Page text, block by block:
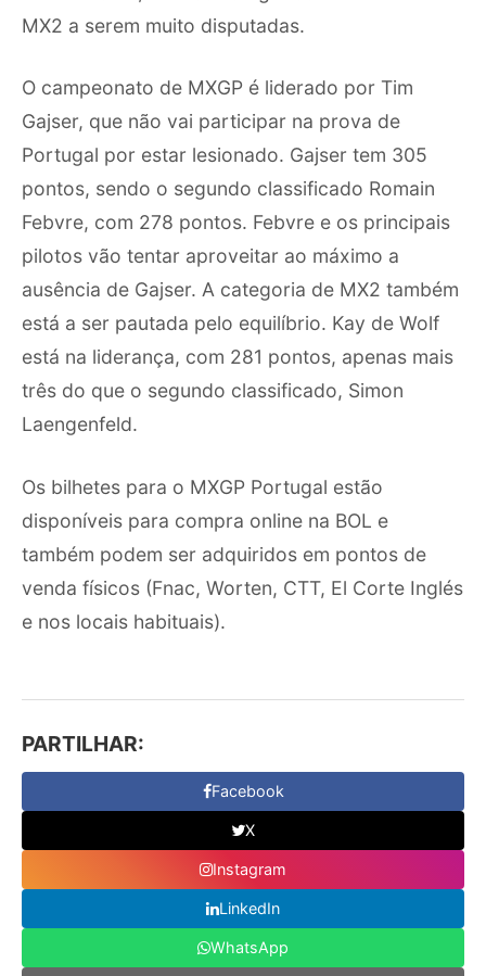
MX2 a serem muito disputadas.
O campeonato de MXGP é liderado por Tim
Gajser, que não vai participar na prova de
Portugal por estar lesionado. Gajser tem 305
pontos, sendo o segundo classificado Romain
Febvre, com 278 pontos. Febvre e os principais
pilotos vão tentar aproveitar ao máximo a
ausência de Gajser. A categoria de MX2 também
está a ser pautada pelo equilíbrio. Kay de Wolf
está na liderança, com 281 pontos, apenas mais
três do que o segundo classificado, Simon
Laengenfeld.
Os bilhetes para o MXGP Portugal estão
disponíveis para compra online na BOL e
também podem ser adquiridos em pontos de
venda físicos (Fnac, Worten, CTT, El Corte Inglés
e nos locais habituais).
PARTILHAR:
Facebook
X
Instagram
LinkedIn
WhatsApp